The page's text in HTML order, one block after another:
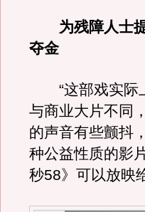
为残障人士
夺金
“这部戏实际
与商业大片不同
的声音有些颤抖
种公益性质的影
秒58》可以放映